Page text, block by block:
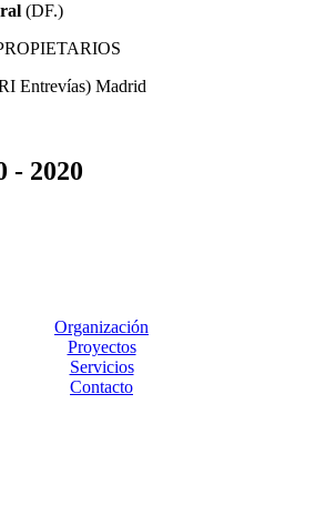
(DF.)
Entrevías) Madrid
- 2020
Organización
Proyectos
Servicios
Contacto